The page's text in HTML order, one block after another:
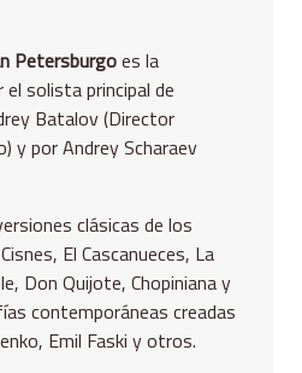
Petersburgoes la
solista principal de
Batalov (Director
y por Andrey Scharaev
clásicas de los
El Cascanueces, La
Don Quijote, Chopiniana y
contemporáneas creadas
Emil Faski y otros.